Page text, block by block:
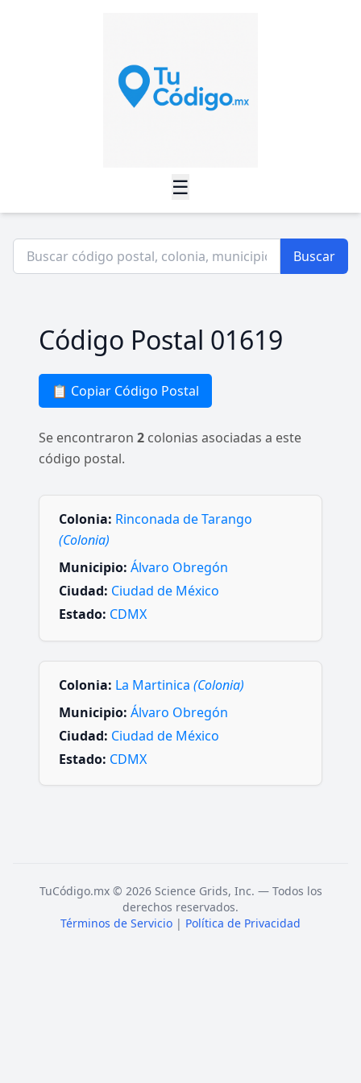
☰
Buscar
Código Postal 01619
📋 Copiar Código Postal
Se encontraron 2 colonias asociadas a este
código postal.
Colonia: Rinconada de Tarango
(Colonia)
Municipio: Álvaro Obregón
Ciudad: Ciudad de México
Estado: CDMX
Colonia: La Martinica (Colonia)
Municipio: Álvaro Obregón
Ciudad: Ciudad de México
Estado: CDMX
TuCódigo.mx © 2026 Science Grids, Inc. — Todos los
derechos reservados.
Términos de Servicio | Política de Privacidad